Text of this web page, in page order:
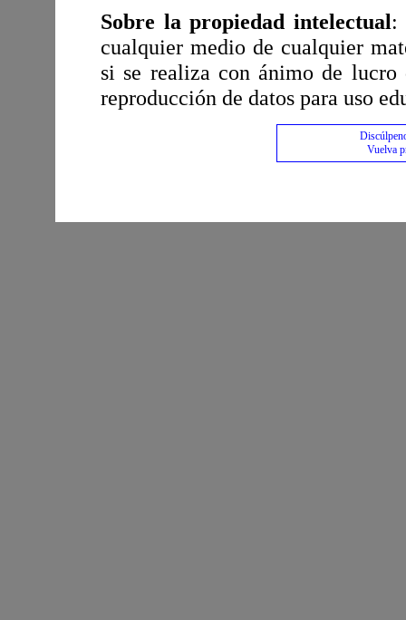
Sobre la propiedad intelectual:
cualquier medio de cualquier
si se realiza con ánimo de
reproducción de datos para uso
Vuelva